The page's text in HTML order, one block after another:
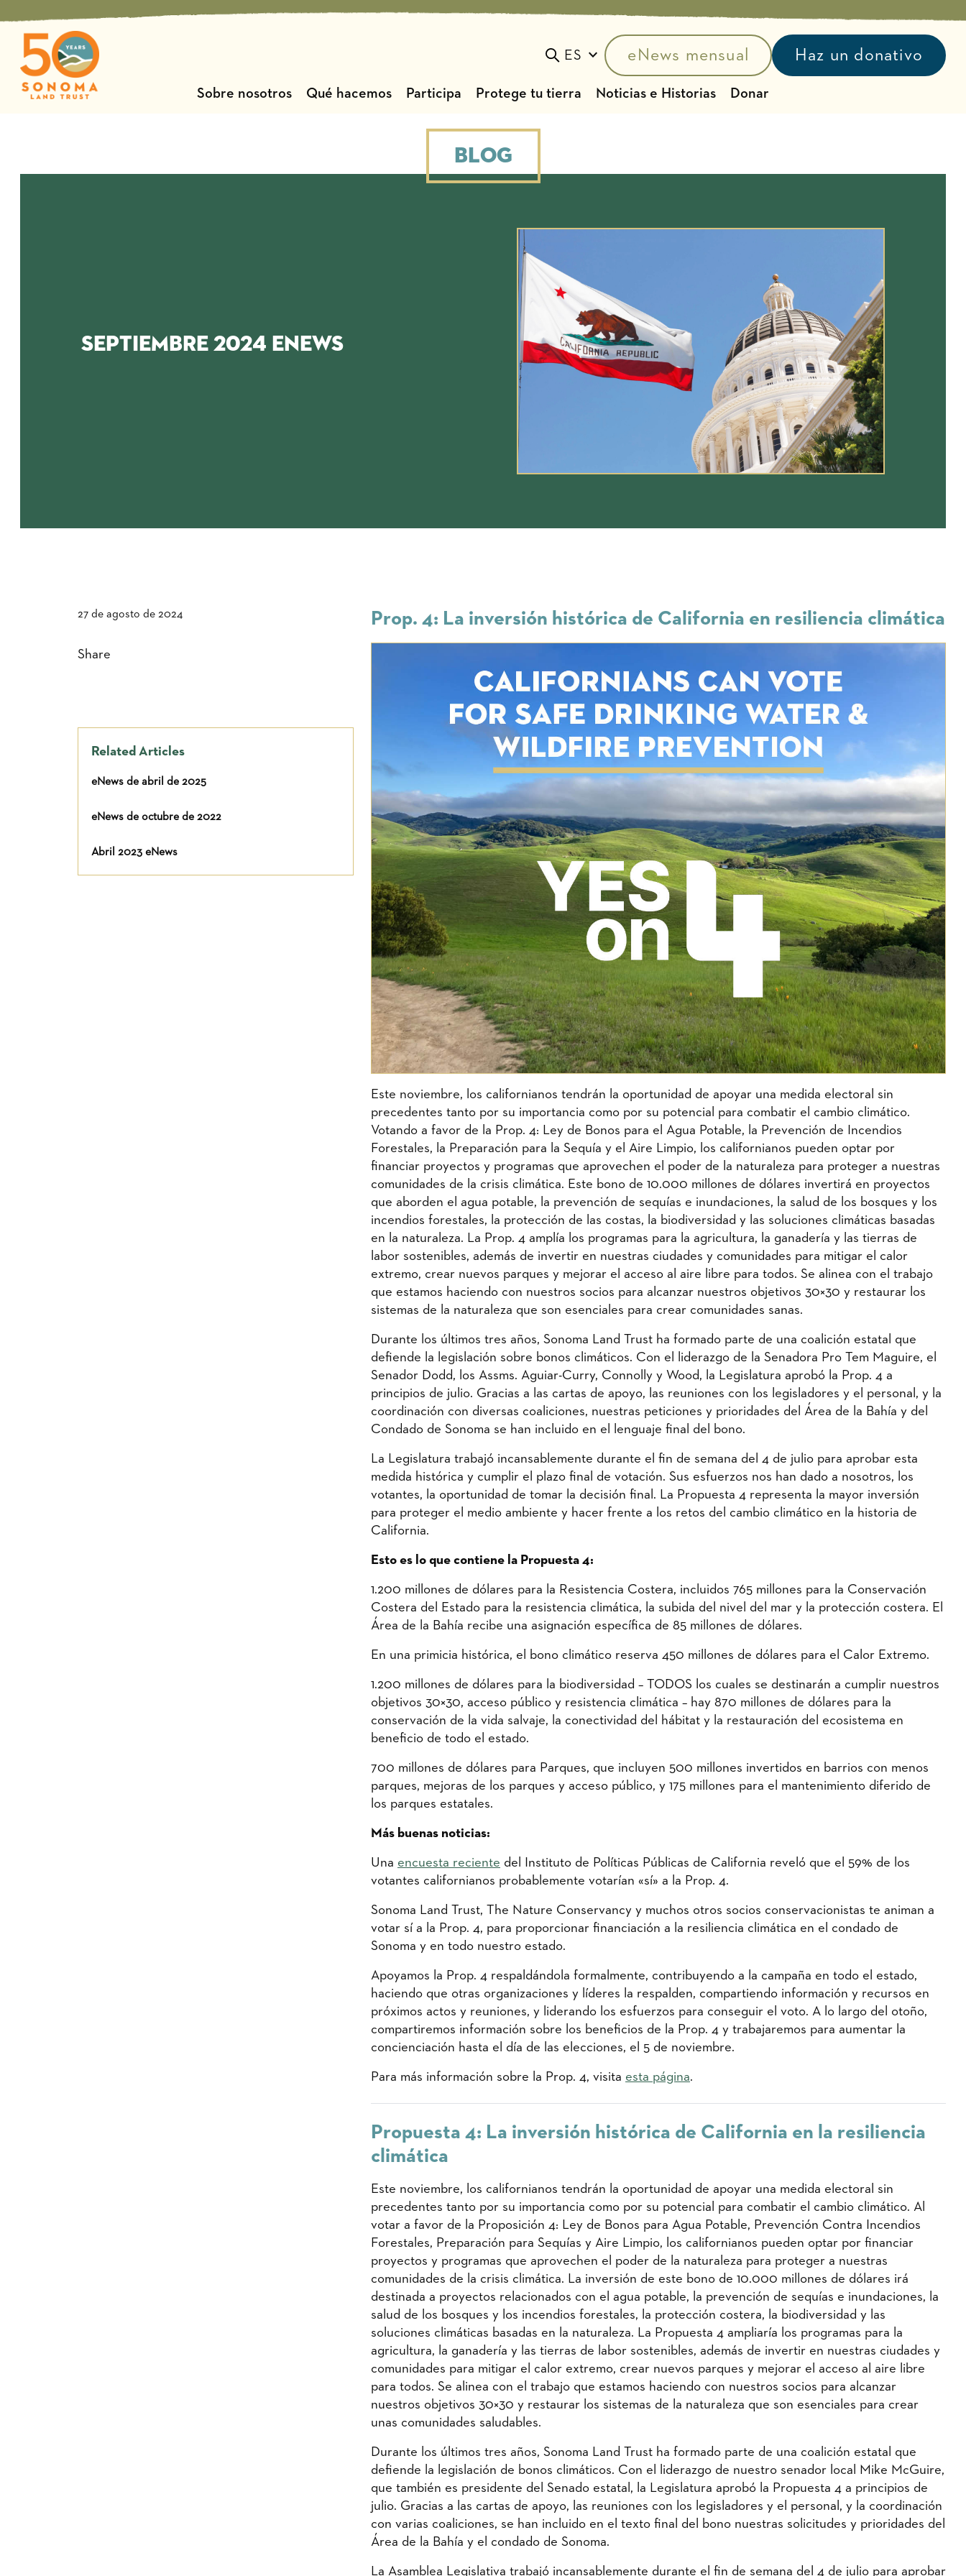
al
contenido
ES
Toggle searcheNews mensual Haz un donativo
Sobre nosotros Qué hacemos Participa Protege tu tierra Noticias e Historias Donar
Blog
Septiembre 2024 eNews
27 de agosto de 2024
Share
Related Articles
eNews de abril de 2025
eNews de octubre de 2022
Abril 2023 eNews
Prop. 4: La inversión histórica de California en resiliencia climática
Este noviembre, los californianos tendrán la oportunidad de apoyar una medida electoral sin
precedentes tanto por su importancia como por su potencial para combatir el cambio climático.
Votando a favor de la Prop. 4: Ley de Bonos para el Agua Potable, la Prevención de Incendios
Forestales, la Preparación para la Sequía y el Aire Limpio, los californianos pueden optar por
financiar proyectos y programas que aprovechen el poder de la naturaleza para proteger a nuestras
comunidades de la crisis climática. Este bono de 10.000 millones de dólares invertirá en proyectos
que aborden el agua potable, la prevención de sequías e inundaciones, la salud de los bosques y los
incendios forestales, la protección de las costas, la biodiversidad y las soluciones climáticas basadas
en la naturaleza. La Prop. 4 amplía los programas para la agricultura, la ganadería y las tierras de
labor sostenibles, además de invertir en nuestras ciudades y comunidades para mitigar el calor
extremo, crear nuevos parques y mejorar el acceso al aire libre para todos. Se alinea con el trabajo
que estamos haciendo con nuestros socios para alcanzar nuestros objetivos 30×30 y restaurar los
sistemas de la naturaleza que son esenciales para crear comunidades sanas.
Durante los últimos tres años, Sonoma Land Trust ha formado parte de una coalición estatal que
defiende la legislación sobre bonos climáticos. Con el liderazgo de la Senadora Pro Tem Maguire, el
Senador Dodd, los Assms. Aguiar-Curry, Connolly y Wood, la Legislatura aprobó la Prop. 4 a
principios de julio. Gracias a las cartas de apoyo, las reuniones con los legisladores y el personal, y la
coordinación con diversas coaliciones, nuestras peticiones y prioridades del Área de la Bahía y del
Condado de Sonoma se han incluido en el lenguaje final del bono.
La Legislatura trabajó incansablemente durante el fin de semana del 4 de julio para aprobar esta
medida histórica y cumplir el plazo final de votación. Sus esfuerzos nos han dado a nosotros, los
votantes, la oportunidad de tomar la decisión final. La Propuesta 4 representa la mayor inversión
para proteger el medio ambiente y hacer frente a los retos del cambio climático en la historia de
California.
Esto es lo que contiene la Propuesta 4:
1.200 millones de dólares para la Resistencia Costera, incluidos 765 millones para la Conservación
Costera del Estado para la resistencia climática, la subida del nivel del mar y la protección costera. El
Área de la Bahía recibe una asignación específica de 85 millones de dólares.
En una primicia histórica, el bono climático reserva 450 millones de dólares para el Calor Extremo.
1.200 millones de dólares para la biodiversidad – TODOS los cuales se destinarán a cumplir nuestros
objetivos 30×30, acceso público y resistencia climática – hay 870 millones de dólares para la
conservación de la vida salvaje, la conectividad del hábitat y la restauración del ecosistema en
beneficio de todo el estado.
700 millones de dólares para Parques, que incluyen 500 millones invertidos en barrios con menos
parques, mejoras de los parques y acceso público, y 175 millones para el mantenimiento diferido de
los parques estatales.
Más buenas noticias:
Una encuesta reciente del Instituto de Políticas Públicas de California reveló que el 59% de los
votantes californianos probablemente votarían «sí» a la Prop. 4.
Sonoma Land Trust, The Nature Conservancy y muchos otros socios conservacionistas te animan a
votar sí a la Prop. 4, para proporcionar financiación a la resiliencia climática en el condado de
Sonoma y en todo nuestro estado.
Apoyamos la Prop. 4 respaldándola formalmente, contribuyendo a la campaña en todo el estado,
haciendo que otras organizaciones y líderes la respalden, compartiendo información y recursos en
próximos actos y reuniones, y liderando los esfuerzos para conseguir el voto. A lo largo del otoño,
compartiremos información sobre los beneficios de la Prop. 4 y trabajaremos para aumentar la
concienciación hasta el día de las elecciones, el 5 de noviembre.
Para más información sobre la Prop. 4, visita esta página.
Propuesta 4: La inversión histórica de California en la resiliencia
climática
Este noviembre, los californianos tendrán la oportunidad de apoyar una medida electoral sin
precedentes tanto por su importancia como por su potencial para combatir el cambio climático. Al
votar a favor de la Proposición 4: Ley de Bonos para Agua Potable, Prevención Contra Incendios
Forestales, Preparación para Sequías y Aire Limpio, los californianos pueden optar por financiar
proyectos y programas que aprovechen el poder de la naturaleza para proteger a nuestras
comunidades de la crisis climática. La inversión de este bono de 10.000 millones de dólares irá
destinada a proyectos relacionados con el agua potable, la prevención de sequías e inundaciones, la
salud de los bosques y los incendios forestales, la protección costera, la biodiversidad y las
soluciones climáticas basadas en la naturaleza. La Propuesta 4 ampliaría los programas para la
agricultura, la ganadería y las tierras de labor sostenibles, además de invertir en nuestras ciudades y
comunidades para mitigar el calor extremo, crear nuevos parques y mejorar el acceso al aire libre
para todos. Se alinea con el trabajo que estamos haciendo con nuestros socios para alcanzar
nuestros objetivos 30×30 y restaurar los sistemas de la naturaleza que son esenciales para crear
unas comunidades saludables.
Durante los últimos tres años, Sonoma Land Trust ha formado parte de una coalición estatal que
defiende la legislación de bonos climáticos. Con el liderazgo de nuestro senador local Mike McGuire,
que también es presidente del Senado estatal, la Legislatura aprobó la Propuesta 4 a principios de
julio. Gracias a las cartas de apoyo, las reuniones con los legisladores y el personal, y la coordinación
con varias coaliciones, se han incluido en el texto final del bono nuestras solicitudes y prioridades del
Área de la Bahía y el condado de Sonoma.
La Asamblea Legislativa trabajó incansablemente durante el fin de semana del 4 de julio para aprobar